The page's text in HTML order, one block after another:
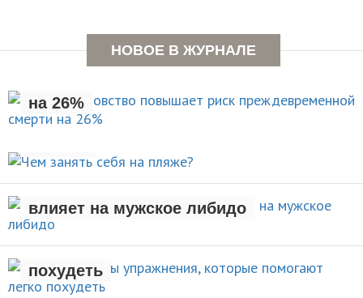
НОВОЕ В ЖУРНАЛЕ
Раннее отцовство повышает
на 26%
Чем занять себя на
АКТИВНЫЙ ОТДЫХ
Рождение ребенка негативно
влияет на мужское либидо
НОВОСТИ
Стали известны упражнения,
которые помогают легко
похудеть
Чем заняться на